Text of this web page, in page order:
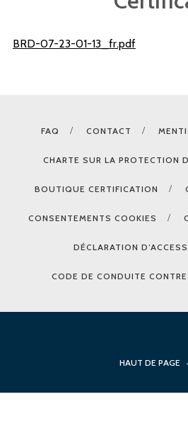
BRD-07-23-01-13_fr.pdf
FAQ CONTACT
CHARTE SUR LA PROTECTION
BOUTIQUE CERTIFICATION
CONSENTEMENTS COOKIES
DÉCLARATION
CODE DE CONDUITE
HAUT DE PAGE